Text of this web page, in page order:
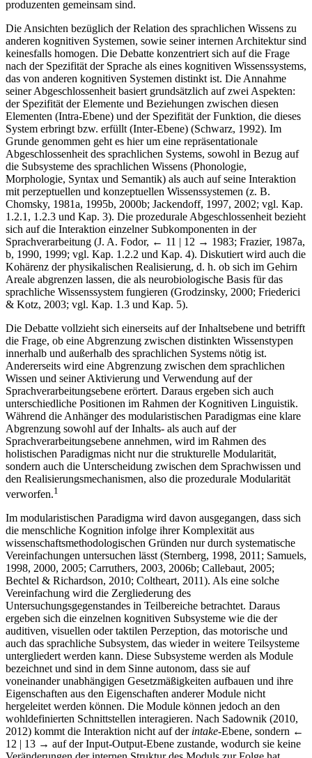
produzenten gemeinsam sind.
Die Ansichten bezüglich der Relation des sprachlichen Wissens zu
anderen kognitiven Systemen, sowie seiner internen Architektur sind
keinesfalls homogen. Die Debatte konzentriert sich auf die Frage
nach der Spezifität der Sprache als eines kognitiven Wissenssystems,
das von anderen kognitiven Systemen distinkt ist. Die Annahme
seiner Abgeschlossenheit basiert grundsätzlich auf zwei Aspekten:
der Spezifität der Elemente und Beziehungen zwischen diesen
Elementen (Intra-Ebene) und der Spezifität der Funktion, die dieses
System erbringt bzw. erfüllt (Inter-Ebene) (Schwarz, 1992). Im
Grunde genommen geht es hier um eine repräsentationale
Abgeschlossenheit des sprachlichen Systems, sowohl in Bezug auf
die Subsysteme des sprachlichen Wissens (Phonologie,
Morphologie, Syntax und Semantik) als auch auf seine Interaktion
mit perzeptuellen und konzeptuellen Wissenssystemen (z. B.
Chomsky, 1981a, 1995b, 2000b; Jackendoff, 1997, 2002; vgl. Kap.
1.2.1, 1.2.3 und Kap. 3). Die prozedurale Abgeschlossenheit bezieht
sich auf die Interaktion einzelner Subkomponenten in der
Sprachverarbeitung (J. A. Fodor, ← 11 | 12 → 1983; Frazier, 1987a,
b, 1990, 1999; vgl. Kap. 1.2.2 und Kap. 4). Diskutiert wird auch die
Kohärenz der physikalischen Realisierung, d. h. ob sich im Gehirn
Areale abgrenzen lassen, die als neurobiologische Basis für das
sprachliche Wissenssystem fungieren (Grodzinsky, 2000; Friederici
& Kotz, 2003; vgl. Kap. 1.3 und Kap. 5).
Die Debatte vollzieht sich einerseits auf der Inhaltsebene und betrifft
die Frage, ob eine Abgrenzung zwischen distinkten Wissenstypen
innerhalb und außerhalb des sprachlichen Systems nötig ist.
Andererseits wird eine Abgrenzung zwischen dem sprachlichen
Wissen und seiner Aktivierung und Verwendung auf der
Sprachverarbeitungsebene erörtert. Daraus ergeben sich auch
unterschiedliche Positionen im Rahmen der Kognitiven Linguistik.
Während die Anhänger des modularistischen Paradigmas eine klare
Abgrenzung sowohl auf der Inhalts- als auch auf der
Sprachverarbeitungsebene annehmen, wird im Rahmen des
holistischen Paradigmas nicht nur die strukturelle Modularität,
sondern auch die Unterscheidung zwischen dem Sprachwissen und
den Realisierungsmechanismen, also die prozedurale Modularität
verworfen.1
Im modularistischen Paradigma wird davon ausgegangen, dass sich
die menschliche Kognition infolge ihrer Komplexität aus
wissenschaftsmethodologischen Gründen nur durch systematische
Vereinfachungen untersuchen lässt (Sternberg, 1998, 2011; Samuels,
1998, 2000, 2005; Carruthers, 2003, 2006b; Callebaut, 2005;
Bechtel & Richardson, 2010; Coltheart, 2011). Als eine solche
Vereinfachung wird die Zergliederung des
Untersuchungsgegenstandes in Teilbereiche betrachtet. Daraus
ergeben sich die einzelnen kognitiven Subsysteme wie die der
auditiven, visuellen oder taktilen Perzeption, das motorische und
auch das sprachliche Subsystem, das wieder in weitere Teilsysteme
untergliedert werden kann. Diese Subsysteme werden als Module
bezeichnet und sind in dem Sinne autonom, dass sie auf
voneinander unabhängigen Gesetzmäßigkeiten aufbauen und ihre
Eigenschaften aus den Eigenschaften anderer Module nicht
hergeleitet werden können. Die Module können jedoch an den
wohldefinierten Schnittstellen interagieren. Nach Sadownik (2010,
2012) kommt die Interaktion nicht auf der intake-Ebene, sondern ←
12 | 13 → auf der Input-Output-Ebene zustande, wodurch sie keine